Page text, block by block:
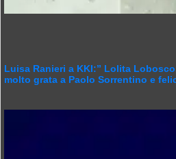
Luisa Ranieri a KKI:” Lolita
molto grata a Paolo Sorrentino e